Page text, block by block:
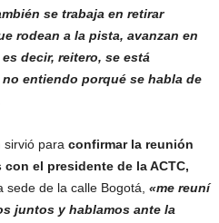
se trabaja en retirar
rodean a la pista, avanzan en
decir, reitero, se está
entiendo porqué se habla de
sirvió para confirmar la reunión
el presidente de la ACTC,
sede de la calle Bogotá, «me reuní
juntos y hablamos ante la